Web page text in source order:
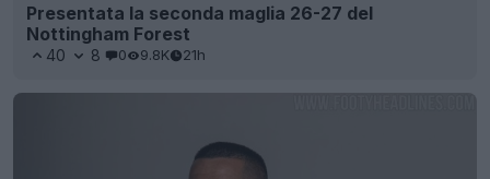
Presentata la seconda maglia 26-27 del
Nottingham Forest
40 8 0 9.8K 21h